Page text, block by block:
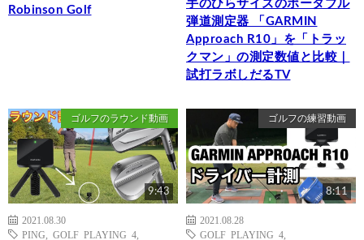
Robinson Golf
手のひらサイズのポータブル
弾道測定器 「GARMIN
Approach R10」を「トラッ
クマン」の測定数値と比較｜
試打ラボしだるTV
ゴルフのラウンド動画
9:43
2021.08.30
PING
GOLF PLAYING 4
ゴルフの練習動画
8:11
2021.08.28
GOLF PLAYING 4